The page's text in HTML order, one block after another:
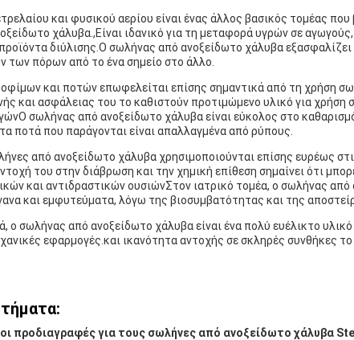
και φυσικού αερίου είναι ένας άλλος βασικός τομέας
χάλυβα.,Είναι ιδανικό για τη μεταφορά υγρών σε αγωγούς,
διύλισης.Ο σωλήνας από ανοξείδωτο χάλυβα
των πόρων από το ένα σημείο στο άλλο.
και ποτών επωφελείται επίσης σημαντικά από τη χρήση
και ασφάλειας του το καθιστούν προτιμώμενο υλικό για χρήση
σωλήνας από ανοξείδωτο χάλυβα είναι εύκολος στο
ποτά που παράγονται είναι απαλλαγμένα από ρύπους.
από ανοξείδωτο χάλυβα χρησιμοποιούνται επίσης ευρέως
του στην διάβρωση και την χημική επίθεση σημαίνει ότι
και αντιδραστικών ουσιώνΣτον ιατρικό τομέα, ο σωλήνας από
και εμφυτεύματα, λόγω της βιοσυμβατότητας και της
ο σωλήνας από ανοξείδωτο χάλυβα είναι ένα πολύ ευέλικτο
εφαρμογές.και ικανότητα αντοχής σε σκληρές συνθήκες
οι προδιαγραφές για τους σωλήνες από ανοξείδωτο χάλυβα